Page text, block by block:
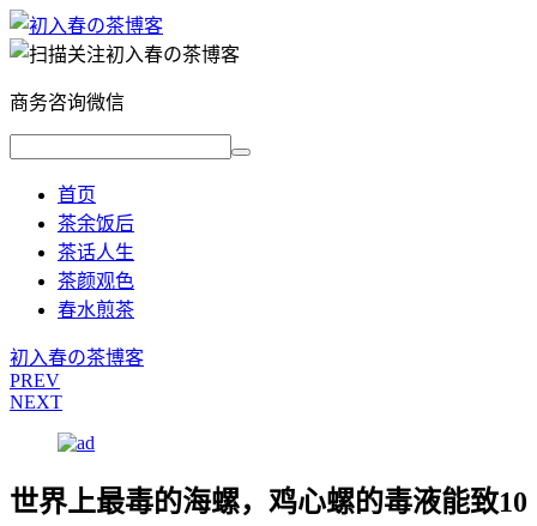
商务咨询微信
首页
茶余饭后
茶话人生
茶颜观色
春水煎茶
初入春の茶博客
PREV
NEXT
世界上最毒的海螺，鸡心螺的毒液能致10